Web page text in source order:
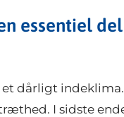
essentiel
dårligt
I sidste